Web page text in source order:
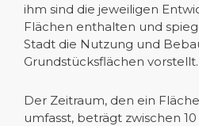
ihm sind die jeweiligen
Flächen enthalten und
Stadt die Nutzung und
Grundstücksflächen vorstellt.
Der Zeitraum, den ein
umfasst, beträgt zwischen 10